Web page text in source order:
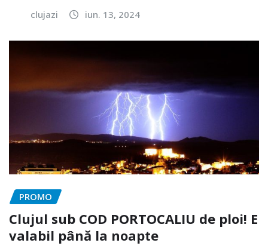
clujazi iun. 13, 2024
PROMO
Clujul sub COD PORTOCALIU de ploi! E
valabil până la noapte